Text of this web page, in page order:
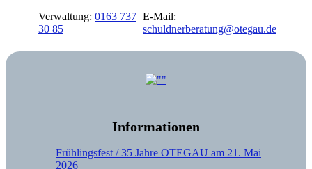
Verwaltung: 0163 737
30 85
E-Mail:
schuldnerberatung@otegau.de
Informationen
Frühlingsfest / 35 Jahre OTEGAU am 21. Mai
2026